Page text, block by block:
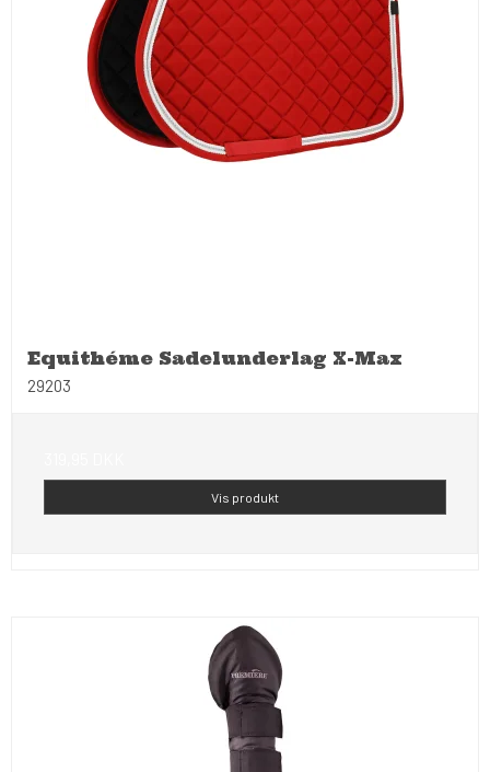
Equithéme Sadelunderlag X-Max
29203
Vis produkt